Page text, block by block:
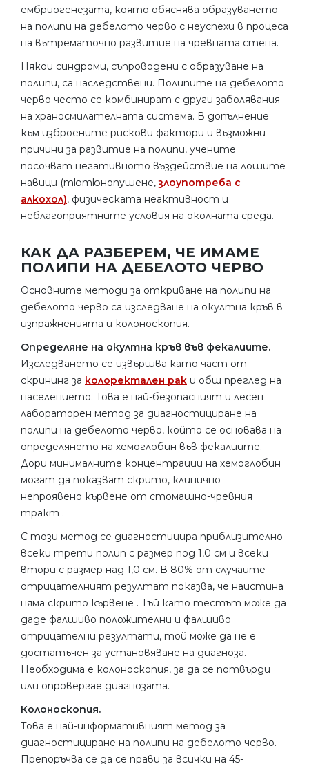
ембриогенезата, която обяснява образуването
на полипи на дебелото черво с неуспехи в процеса
на вътрематочно развитие на чревната стена.
Някои синдроми, съпроводени с образуване на
полипи, са наследствени. Полипите на дебелото
черво често се комбинират с други заболявания
на храносмилателната система. В допълнение
към изброените рискови фактори и възможни
причини за развитие на полипи, учените
посочват негативното въздействие на лошите
навици (тютюнопушене,злоупотреба с
алкохол), физическата неактивност и
неблагоприятните условия на околната среда.
КАК ДА РАЗБЕРЕМ, ЧЕ ИМАМЕ
ПОЛИПИ НА ДЕБЕЛОТО ЧЕРВО
Основните методи за откриване на полипи на
дебелото черво са изследване на окултна кръв в
изпражненията и колоноскопия.
Определяне на окултна кръв във фекалиите.
Изследването се извършва като част от
скрининг за колоректален рак и общ преглед на
населението. Това е най-безопасният и лесен
лабораторен метод за диагностициране на
полипи на дебелото черво, който се основава на
определянето на хемоглобин във фекалиите.
Дори минималните концентрации на хемоглобин
могат да показват скрито, клинично
непроявено кървене от стомашно-чревния
тракт .
С този метод се диагностицира приблизително
всеки трети полип с размер под 1,0 см и всеки
втори с размер над 1,0 см. В 80% от случаите
отрицателният резултат показва, че наистина
няма скрито кървене . Тъй като тестът може да
даде фалшиво положителни и фалшиво
отрицателни резултати, той може да не е
достатъчен за установяване на диагноза.
Необходима е колоноскопия, за да се потвърди
или опровергае диагнозата.
Колоноскопия.
Това е най-информативният метод за
диагностициране на полипи на дебелото черво.
Препоръчва се да се прави за всички на 45-